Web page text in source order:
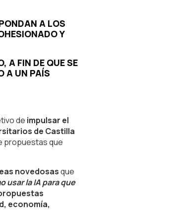
A LOS
Y
A FIN DE QUE SE
A UN PAÍS
de impulsar el
de Castilla
propuestas que
novedosasque
usar la IA para que
economía,